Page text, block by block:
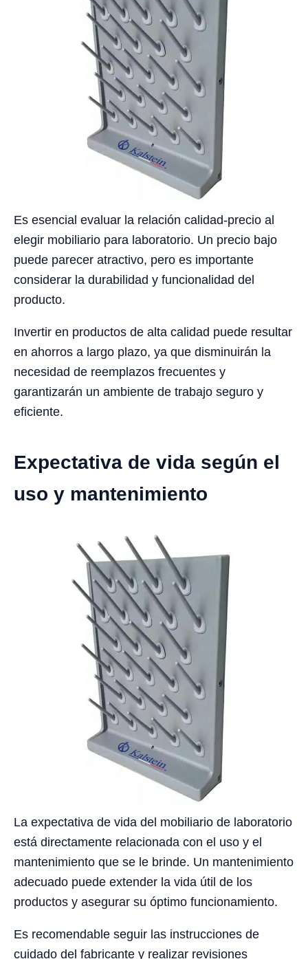
Es esencial evaluar la relación calidad-precio al
elegir mobiliario para laboratorio. Un precio bajo
puede parecer atractivo, pero es importante
considerar la durabilidad y funcionalidad del
producto.
Invertir en productos de alta calidad puede resultar
en ahorros a largo plazo, ya que disminuirán la
necesidad de reemplazos frecuentes y
garantizarán un ambiente de trabajo seguro y
eficiente.
Expectativa de vida según el
uso y mantenimiento
La expectativa de vida del mobiliario de laboratorio
está directamente relacionada con el uso y el
mantenimiento que se le brinde. Un mantenimiento
adecuado puede extender la vida útil de los
productos y asegurar su óptimo funcionamiento.
Es recomendable seguir las instrucciones de
cuidado del fabricante y realizar revisiones